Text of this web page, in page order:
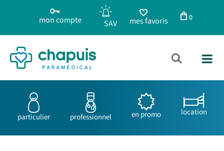
mon compte mes favoris 0
particulier professionnel en promo location